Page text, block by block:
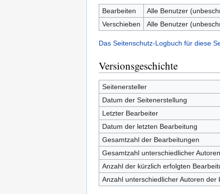
Bearbeiten
Alle Benutzer
Verschieben
Alle Benutzer
Das Seitenschutz-Logbuch für diese
Versionsgeschichte
Seitenersteller
Datum der Seitenerstellung
Letzter Bearbeiter
Datum der letzten Bearbeitung
Gesamtzahl der Bearbeitungen
Gesamtzahl unterschiedlicher Autoren
Anzahl der kürzlich erfolgten
Anzahl unterschiedlicher Autoren